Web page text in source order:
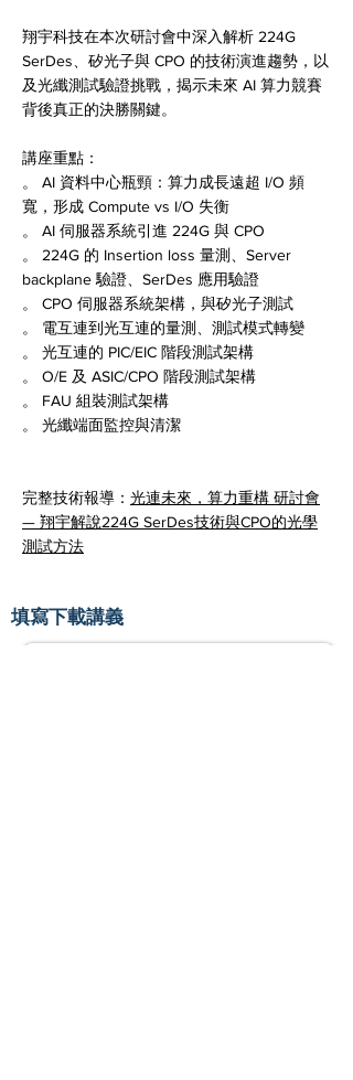
翔宇科技在本次研討會中深入解析 224G
SerDes、矽光子與 CPO 的技術演進趨勢，以
及光纖測試驗證挑戰，揭示未來 AI 算力競賽
背後真正的決勝關鍵。
講座重點：
。 AI 資料中心瓶頸：算力成長遠超 I/O 頻
寬，形成 Compute vs I/O 失衡
。 AI 伺服器系統引進 224G 與 CPO
。 224G 的 Insertion loss 量測、Server
backplane 驗證、SerDes 應用驗證
。 CPO 伺服器系統架構，與矽光子測試
。 電互連到光互連的量測、測試模式轉變
。 光互連的 PIC/EIC 階段測試架構
。 O/E 及 ASIC/CPO 階段測試架構
。 FAU 組裝測試架構
。 光纖端面監控與清潔
​完整技術報導： 光連未來，算力重構 研討會
— 翔宇解說224G SerDes技術與CPO的光學
測試方法
填寫下載講義